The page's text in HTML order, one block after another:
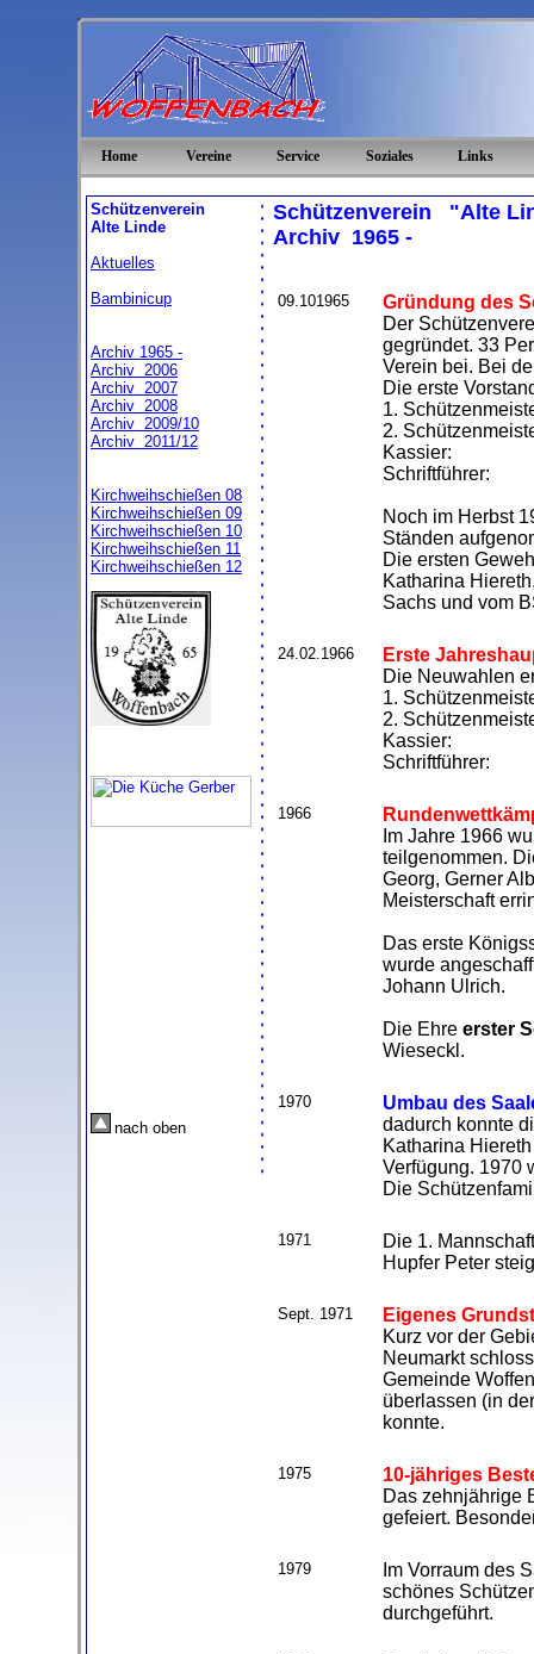
Home Vereine Service Soziales Links
Schützenverein
Alte Linde
Aktuelles
Bambinicup
Archiv 1965 -
Archiv 2006
Archiv 2007
Archiv 2008
Archiv 2009/10
Archiv 2011/12
Kirchweihschießen 08
Kirchweihschießen 09
Kirchweihschießen 10
Kirchweihschießen 11
Kirchweihschießen 12
nach oben
Schützenverein "Alte
Archiv 1965 -
09.101965
Gründung des
Der
gegründet. 33
Verein bei. Bei
Die erste
1.
2.
Kassier:
Schriftführer:
Noch im Herbst
Ständen
Die ersten
Katharina
Sachs und vom
24.02.1966
Erste
Die Neuwahlen
1.
2.
Kassier:
Schriftführer:
1966
Im Jahre 1966
teilgenommen.
Georg, Gerner
Meisterschaft
Das erste
wurde
Johann Ulrich.
Die Ehre erster
Wieseckl.
1970
Umbau des
dadurch konnte
Katharina
Verfügung. 1970
Die
1971
Die 1.
Hupfer Peter
Sept. 1971
Eigenes
Kurz vor der
Neumarkt
Gemeinde
überlassen (in
konnte.
1975
10-jähriges
Das zehnjährige
gefeiert.
1979
Im Vorraum des
schönes
durchgeführt.